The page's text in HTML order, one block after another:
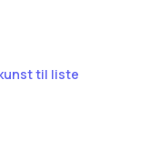
til liste